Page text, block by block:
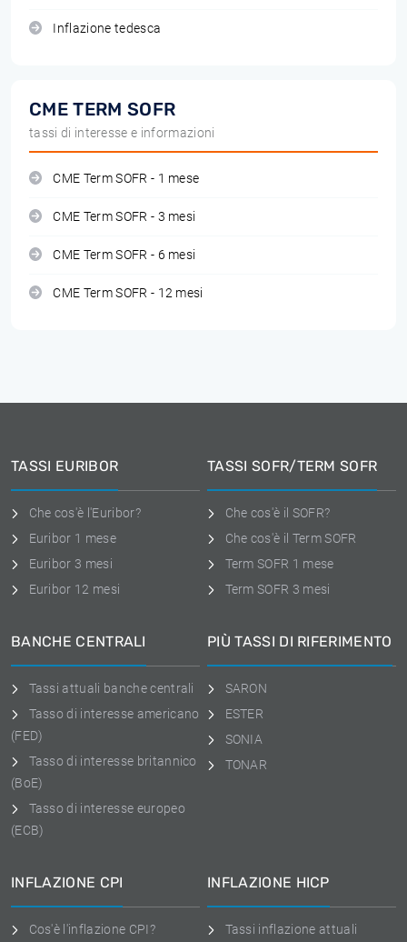
Inflazione tedesca
CME TERM SOFR
tassi di interesse e informazioni
CME Term SOFR - 1 mese
CME Term SOFR - 3 mesi
CME Term SOFR - 6 mesi
CME Term SOFR - 12 mesi
TASSI EURIBOR
Che cos'è l'Euribor?
Euribor 1 mese
Euribor 3 mesi
Euribor 12 mesi
TASSI SOFR/TERM SOFR
Che cos'è il SOFR?
Che cos'è il Term SOFR
Term SOFR 1 mese
Term SOFR 3 mesi
BANCHE CENTRALI
Tassi attuali banche centrali
Tasso di interesse americano
(FED)
Tasso di interesse britannico
(BoE)
Tasso di interesse europeo
(ECB)
PIÙ TASSI DI RIFERIMENTO
SARON
ESTER
SONIA
TONAR
INFLAZIONE CPI
Cos'è l'inflazione CPI?
INFLAZIONE HICP
Tassi inflazione attuali